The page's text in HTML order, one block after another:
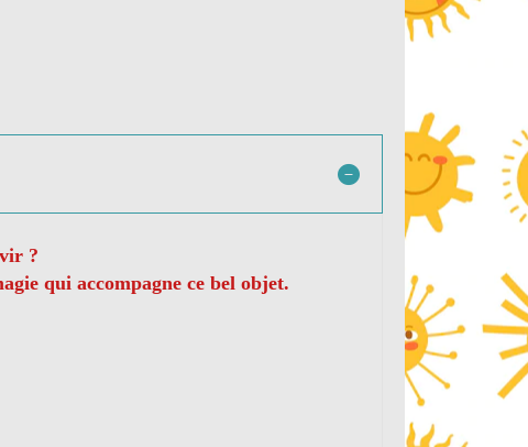
?
qui accompagne ce bel objet.